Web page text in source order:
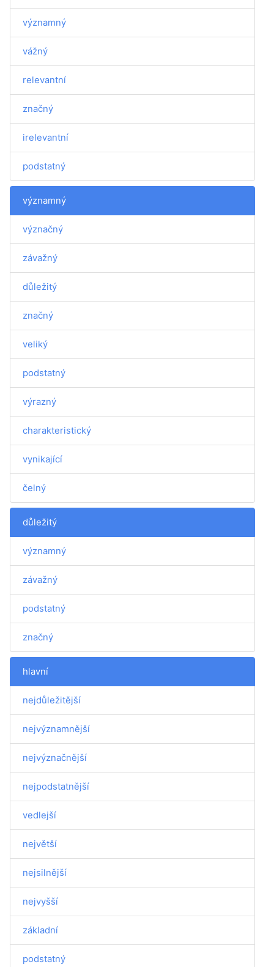
významný
vážný
relevantní
značný
irelevantní
podstatný
významný
význačný
závažný
důležitý
značný
veliký
podstatný
výrazný
charakteristický
vynikající
čelný
důležitý
významný
závažný
podstatný
značný
hlavní
nejdůležitější
nejvýznamnější
nejvýznačnější
nejpodstatnější
vedlejší
největší
nejsilnější
nejvyšší
základní
podstatný